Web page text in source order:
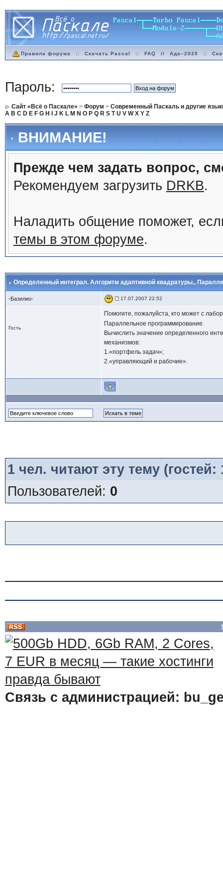
Правила форума :: Скачать Pascal :: FAQ // Ада–2020 ::
Пароль:
Сайт «Всё о Паскале» > Форум > Современный Паскаль и другие
A B C D E F G H J K L M N O P Q R S T U V W X Y Z
ВНИМАНИЕ!
Прежде чем задать вопрос,
Рекомендуем загрузить DRKB.
Наладить общение поможет,
темы в этом форуме.
Определенный интеграл. Алгоритм адаптивной квадратуры.,
-Базилио- 17.07.2007 22:52
Гость
Помогите, пожалуйста, кто может с
Параллельное программирование.
Вычислить значение определенного
механизмов:
1.«портфель задач»;
2.«управляющий и рабочие».
1чел. читают эту тему
Пользователей: 0
Связь с администрацией: